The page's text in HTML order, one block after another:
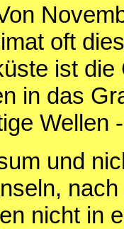
oft
ist
in das
Wellen
und
nicht in